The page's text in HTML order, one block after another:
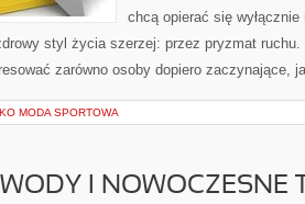
chcą opierać się
styl życia szerzej: przez pryzmat
zarówno osoby dopiero
MODA SPORTOWA
I NOWOCZESNE